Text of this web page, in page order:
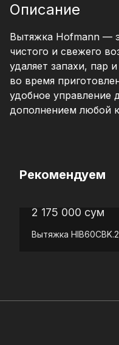
Описание
Вытяжка Hofmann —
чистого и свежего
удаляет запахи, пар
во время
удобное управление
дополнением любой
Рекомендуем
2 175 000 сум
Вытяжка